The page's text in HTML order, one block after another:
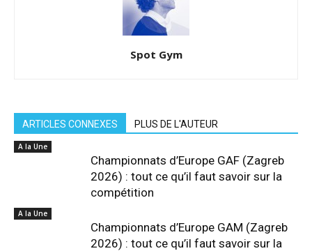
Spot Gym
ARTICLES CONNEXES PLUS DE L'AUTEUR
A la Une
Championnats d’Europe GAF (Zagreb
2026) : tout ce qu’il faut savoir sur la
compétition
A la Une
Championnats d’Europe GAM (Zagreb
2026) : tout ce qu’il faut savoir sur la